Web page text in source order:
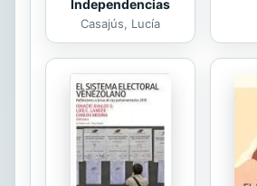
Independencias
Casajús, Lucía